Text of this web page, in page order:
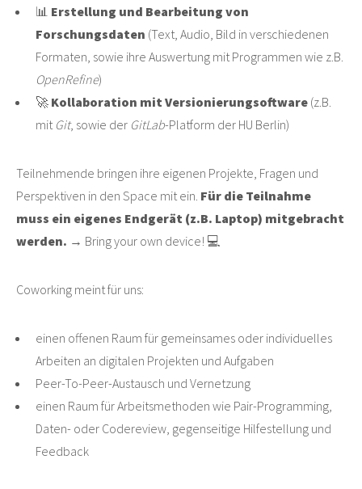
📊 Erstellung und Bearbeitung von
Forschungsdaten (Text, Audio, Bild in verschiedenen
Formaten, sowie ihre Auswertung mit Programmen wie z.B.
OpenRefine)
🚀 Kollaboration mit Versionierungsoftware (z.B.
mit Git, sowie der GitLab-Platform der HU Berlin)
Teilnehmende bringen ihre eigenen Projekte, Fragen und
Perspektiven in den Space mit ein. Für die Teilnahme
muss ein eigenes Endgerät (z.B. Laptop) mitgebracht
werden. → Bring your own device! 💻
Coworking meint für uns:
einen offenen Raum für gemeinsames oder individuelles
Arbeiten an digitalen Projekten und Aufgaben
Peer-To-Peer-Austausch und Vernetzung
einen Raum für Arbeitsmethoden wie Pair-Programming,
Daten- oder Codereview, gegenseitige Hilfestellung und
Feedback